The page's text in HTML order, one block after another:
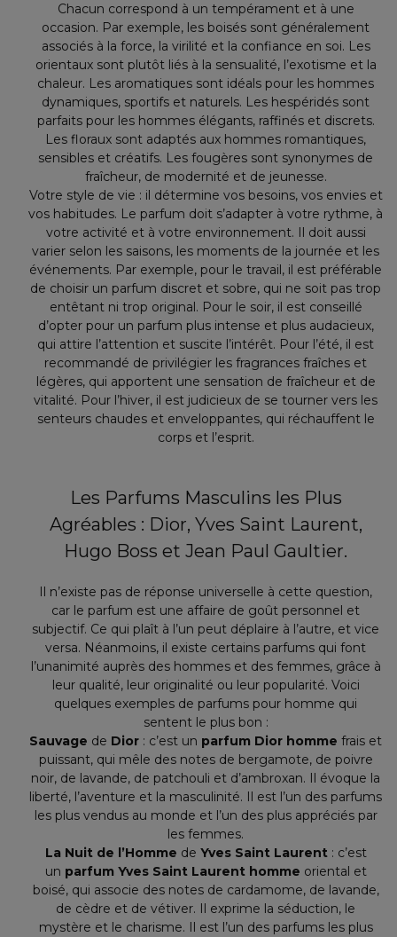
Chacun correspond à un tempérament et à une
occasion. Par exemple, les boisés sont généralement
associés à la force, la virilité et la confiance en soi. Les
orientaux sont plutôt liés à la sensualité, l’exotisme et la
chaleur. Les aromatiques sont idéals pour les hommes
dynamiques, sportifs et naturels. Les hespéridés sont
parfaits pour les hommes élégants, raffinés et discrets.
Les floraux sont adaptés aux hommes romantiques,
sensibles et créatifs. Les fougères sont synonymes de
fraîcheur, de modernité et de jeunesse.
Votre style de vie : il détermine vos besoins, vos envies et
vos habitudes. Le parfum doit s’adapter à votre rythme, à
votre activité et à votre environnement. Il doit aussi
varier selon les saisons, les moments de la journée et les
événements. Par exemple, pour le travail, il est préférable
de choisir un parfum discret et sobre, qui ne soit pas trop
entêtant ni trop original. Pour le soir, il est conseillé
d’opter pour un parfum plus intense et plus audacieux,
qui attire l’attention et suscite l’intérêt. Pour l’été, il est
recommandé de privilégier les fragrances fraîches et
légères, qui apportent une sensation de fraîcheur et de
vitalité. Pour l’hiver, il est judicieux de se tourner vers les
senteurs chaudes et enveloppantes, qui réchauffent le
corps et l’esprit.
Les Parfums Masculins les Plus
Agréables : Dior, Yves Saint Laurent,
Hugo Boss et Jean Paul Gaultier.
Il n’existe pas de réponse universelle à cette question,
car le parfum est une affaire de goût personnel et
subjectif. Ce qui plaît à l’un peut déplaire à l’autre, et vice
versa. Néanmoins, il existe certains parfums qui font
l’unanimité auprès des hommes et des femmes, grâce à
leur qualité, leur originalité ou leur popularité. Voici
quelques exemples de parfums pour homme qui
sentent le plus bon :
Sauvage de Dior : c’est un parfum Dior homme frais et
puissant, qui mêle des notes de bergamote, de poivre
noir, de lavande, de patchouli et d’ambroxan. Il évoque la
liberté, l’aventure et la masculinité. Il est l’un des parfums
les plus vendus au monde et l’un des plus appréciés par
les femmes.
La Nuit de l’Homme de Yves Saint Laurent: c’est
un parfum Yves Saint Laurent homme oriental et
boisé, qui associe des notes de cardamome, de lavande,
de cèdre et de vétiver. Il exprime la séduction, le
mystère et le charisme. Il est l’un des parfums les plus